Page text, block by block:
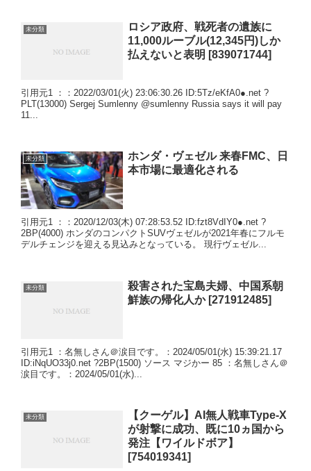
未分類
ロシア政府、戦死者の遺族に
11,000ルーブル(12,345円)しか
払えないと表明 [839071744]
引用元1 ：：2022/03/01(火) 23:06:30.26 ID:5Tz/eKfA0●.net ?
PLT(13000) Sergej Sumlenny @sumlenny Russia says it will pay
11...
未分類
ホンダ・ヴェゼル 来春FMC、日
本市場に最適化される
引用元1 ：：2020/12/03(木) 07:28:53.52 ID:fzt8VdIY0●.net ?
2BP(4000) ホンダのコンパクトSUVヴェゼルが2021年春にフルモ
デルチェンジを迎える見込みとなっている。 現行ヴェゼル...
未分類
殺害された宝島夫婦、中国系朝
鮮族の帰化人か [271912485]
引用元1 ：名無しさん＠涙目です。：2024/05/01(水) 15:39:21.17
ID:iNqUO33j0.net ?2BP(1500) ソース マジかー 85 ：名無しさん＠
涙目です。：2024/05/01(水)...
未分類
【クーゲル】AI無人戦車Type-X
が射撃に成功、既に10ヵ国から
発注【ワイルドボア】
[754019341]